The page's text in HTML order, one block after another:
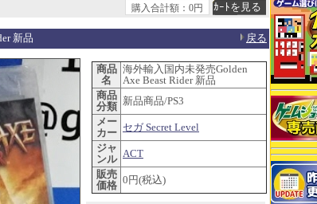
購入合計額：0円
新品 戻る
商品
名
海外輸入国内未発売Golden
Axe Beast Rider 新品
商品
分類 新品商品/PS3
メー
カー セガ Secret Level
ジャ
ンル ACT
販売
価格 0円(税込)